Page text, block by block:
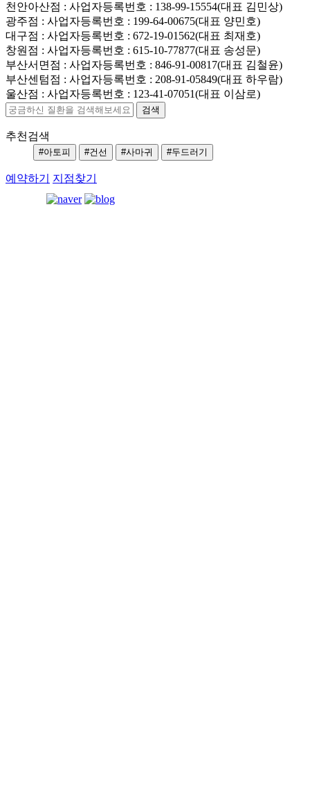
천안아산점 : 사업자등록번호 : 138-99-15554(대표 김민상)
광주점 : 사업자등록번호 : 199-64-00675(대표 양민호)
대구점 : 사업자등록번호 : 672-19-01562(대표 최재호)
창원점 : 사업자등록번호 : 615-10-77877(대표 송성문)
부산서면점 : 사업자등록번호 : 846-91-00817(대표 김철윤)
부산센텀점 : 사업자등록번호 : 208-91-05849(대표 하우람)
울산점 : 사업자등록번호 : 123-41-07051(대표 이삼로)
추천검색
#아토피 #건선 #사마귀 #두드러기
예약하기 지점찾기